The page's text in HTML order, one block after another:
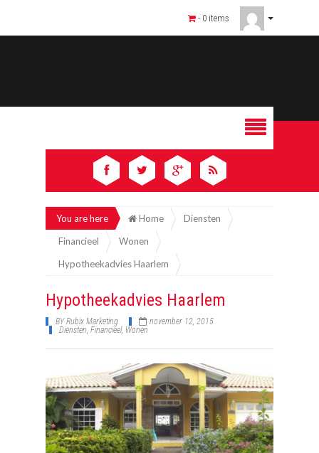
- 0 items
You are here Home
Diensten
Financieel
Wonen
Hypotheekadvies Haarlem
Hypotheekadvies Haarlem
BYRubix Marketing
november 12, 2015
Diensten, Financieel, Wonen